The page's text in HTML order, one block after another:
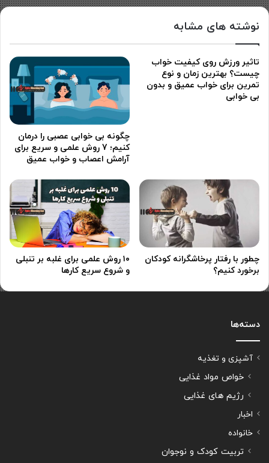
نوشته های مشابه
تاثیر ورزش روی کیفیت خواب
چیست؟ بهترین زمان و نوع
تمرین برای خواب عمیق و بدون
بی خوابی
چگونه بی خوابی عصبی را درمان
کنیم؛ 7 روش علمی و سریع برای
آرامش اعصاب و خواب عمیق
چطور با رفتار پرخاشگرانه کودکان
برخورد کنیم؟
۱۰ روش علمی برای غلبه بر تنبلی
و شروع سریع کارها
دسته‌ها
آشپزی و تغذیه
خواص مواد غذایی
رژیم های غذایی
اخبار
خانواده
تربیت کودک و نوجوان